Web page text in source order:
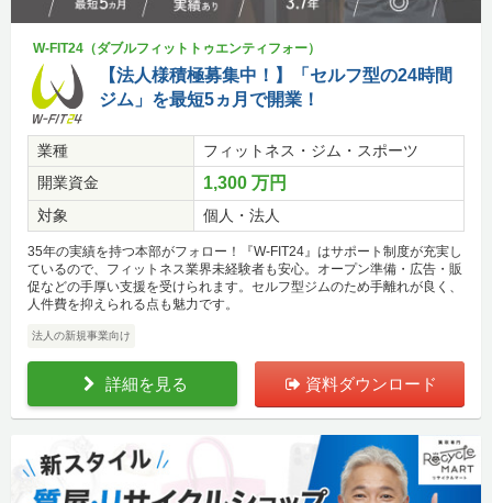
W-FIT24（ダブルフィットトゥエンティフォー）
【法人様積極募集中！】「セルフ型の24時間
ジム」を最短5ヵ月で開業！
業種
フィットネス・ジム・スポーツ
開業資金
1,300 万円
対象 個人・法人
35年の実績を持つ本部がフォロー！『W-FIT24』はサポート制度が充実し
ているので、フィットネス業界未経験者も安心。オープン準備・広告・販
促などの手厚い支援を受けられます。セルフ型ジムのため手離れが良く、
人件費を抑えられる点も魅力です。
法人の新規事業向け
詳細を見る 資料ダウンロード